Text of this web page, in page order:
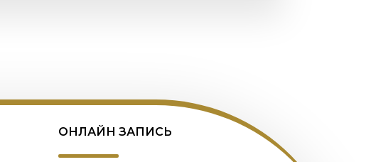
ОНЛАЙН ЗАПИСЬ